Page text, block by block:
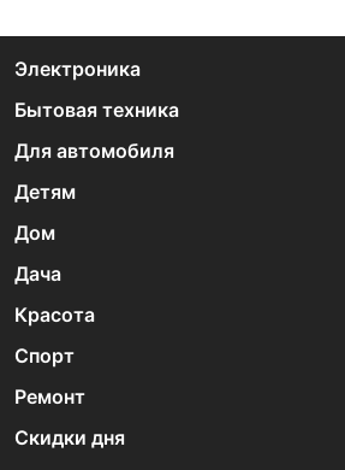
Электроника
Бытовая техника
Для автомобиля
Детям
Дом
Дача
Красота
Спорт
Ремонт
Скидки дня